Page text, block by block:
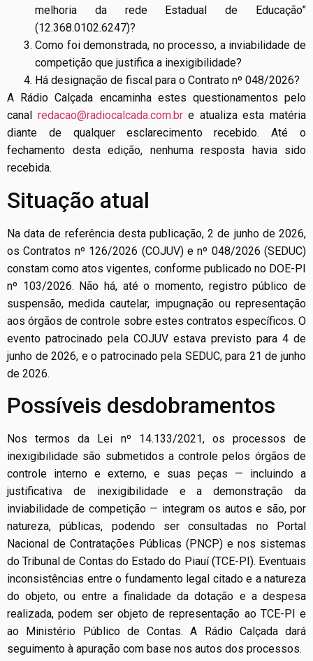
melhoria da rede Estadual de Educação”
(12.368.0102.6247)?
Como foi demonstrada, no processo, a inviabilidade de
competição que justifica a inexigibilidade?
Há designação de fiscal para o Contrato nº 048/2026?
A Rádio Calçada encaminha estes questionamentos pelo
canal redacao@radiocalcada.com.bre atualiza esta matéria
diante de qualquer esclarecimento recebido. Até o
fechamento desta edição, nenhuma resposta havia sido
recebida.
Situação atual
Na data de referência desta publicação, 2 de junho de 2026,
os Contratos nº 126/2026 (COJUV) e nº 048/2026 (SEDUC)
constam como atos vigentes, conforme publicado no DOE-PI
nº 103/2026. Não há, até o momento, registro público de
suspensão, medida cautelar, impugnação ou representação
aos órgãos de controle sobre estes contratos específicos. O
evento patrocinado pela COJUV estava previsto para 4 de
junho de 2026, e o patrocinado pela SEDUC, para 21 de junho
de 2026.
Possíveis desdobramentos
Nos termos da Lei nº 14.133/2021, os processos de
inexigibilidade são submetidos a controle pelos órgãos de
controle interno e externo, e suas peças — incluindo a
justificativa de inexigibilidade e a demonstração da
inviabilidade de competição — integram os autos e são, por
natureza, públicas, podendo ser consultadas no Portal
Nacional de Contratações Públicas (PNCP) e nos sistemas
do Tribunal de Contas do Estado do Piauí (TCE-PI). Eventuais
inconsistências entre o fundamento legal citado e a natureza
do objeto, ou entre a finalidade da dotação e a despesa
realizada, podem ser objeto de representação ao TCE-PI e
ao Ministério Público de Contas. A Rádio Calçada dará
seguimento à apuração com base nos autos dos processos.